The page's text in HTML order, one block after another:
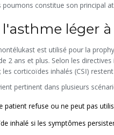
constitue son principal
léger
est utilisé pour la
2 ans et plus. Selon les
les corticoïdes inhalés (CSI)
pertinent dans plusieurs
patient refuse ou ne peut pas
inhalé si les symptômes